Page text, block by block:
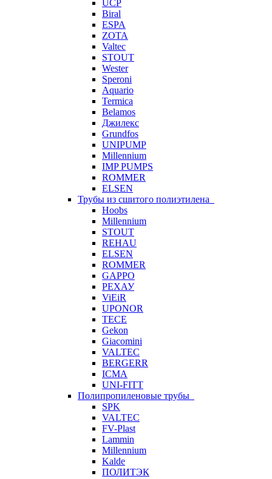
UCP
Biral
ESPA
ZOTA
Valtec
STOUT
Wester
Speroni
Aquario
Termica
Belamos
Джилекс
Grundfos
UNIPUMP
Millennium
IMP PUMPS
ROMMER
ELSEN
Трубы из сшитого полиэтилена
Hoobs
Millennium
STOUT
REHAU
ELSEN
ROMMER
GAPPO
РЕХАУ
ViEiR
UPONOR
TECE
Gekon
Giacomini
VALTEC
BERGERR
ICMA
UNI-FITT
Полипропиленовые трубы
SPK
VALTEC
FV-Plast
Lammin
Millennium
Kalde
ПОЛИТЭК